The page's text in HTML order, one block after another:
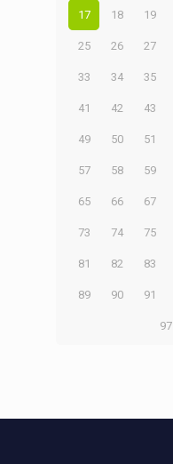
17 18 19
25 26 27
33 34 35
41 42 43
49 50 51
57 58 59
65 66 67
73 74 75
81 82 83
89 90 91
97